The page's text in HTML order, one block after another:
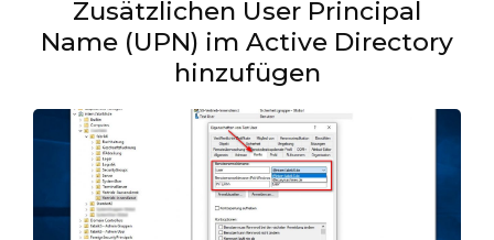
Zusätzlichen User Principal
Name (UPN) im Active Directory
hinzufügen